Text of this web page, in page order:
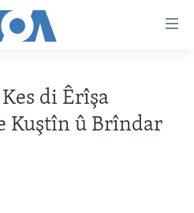
di Êrîşa
Kuştîn û Brîndar